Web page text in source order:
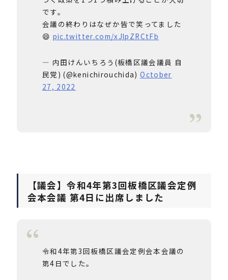
です。
会議の終わりはなぜか皆で笑ってました
😄 pic.twitter.com/xJlpZRCtFb
— 内田けんいちろう(板橋区議会議員 自
民党) (@kenichirouchida)October
27, 2022
【議会】令和4年第3回板橋区議会定例
会本会議 第4日に出席しました
令和4年第3回板橋区議会定例会本会議の
第4日でした。